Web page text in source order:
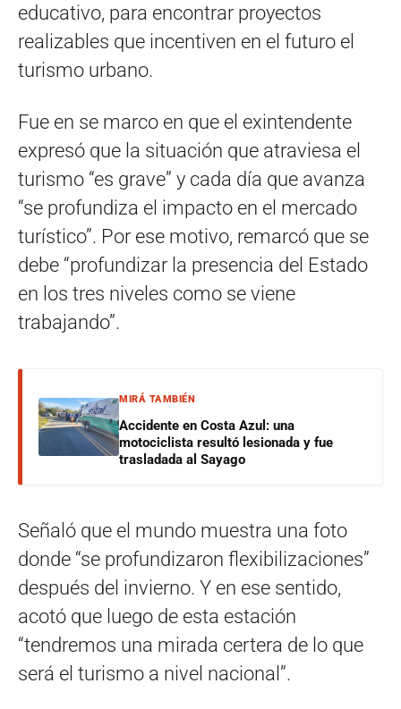
educativo, para encontrar proyectos
realizables que incentiven en el futuro el
turismo urbano.
Fue en se marco en que el exintendente
expresó que la situación que atraviesa el
turismo “es grave” y cada día que avanza
“se profundiza el impacto en el mercado
turístico”. Por ese motivo, remarcó que se
debe “profundizar la presencia del Estado
en los tres niveles como se viene
trabajando”.
MIRÁ TAMBIÉN
Accidente en Costa Azul: una
motociclista resultó lesionada y fue
trasladada al Sayago
Señaló que el mundo muestra una foto
donde “se profundizaron flexibilizaciones”
después del invierno. Y en ese sentido,
acotó que luego de esta estación
“tendremos una mirada certera de lo que
será el turismo a nivel nacional”.